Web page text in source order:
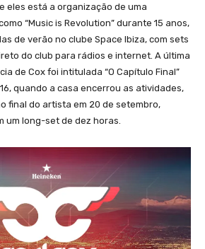
eles está a organização de uma
“Music is Revolution” durante 15 anos,
de verão no clube Space Ibiza, com sets
do club para rádios e internet. A última
de Cox foi intitulada “O Capítulo Final”
quando a casa encerrou as atividades,
final do artista em 20 de setembro,
um long-set de dez horas.